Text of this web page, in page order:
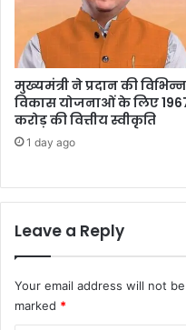
मुख्यमंत्री ने प्रदान की विभिन्न
विकास योजनाओं के लिए
करोड़ की वित्तीय स्वीकृति
1 day ago
Leave a Reply
Your email address will not
marked *